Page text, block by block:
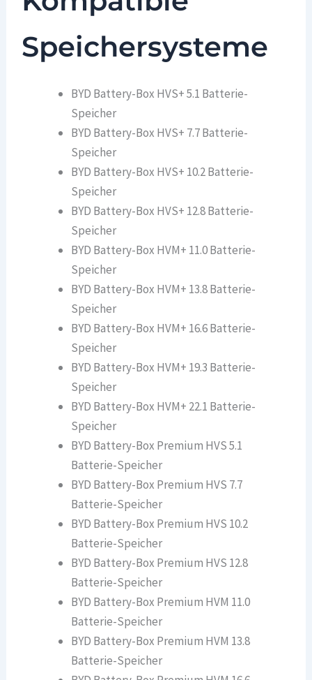
Speichersysteme
BYD Battery-Box HVS+ 5.1 Batterie-
Speicher
BYD Battery-Box HVS+ 7.7 Batterie-
Speicher
BYD Battery-Box HVS+ 10.2 Batterie-
Speicher
BYD Battery-Box HVS+ 12.8 Batterie-
Speicher
BYD Battery-Box HVM+ 11.0 Batterie-
Speicher
BYD Battery-Box HVM+ 13.8 Batterie-
Speicher
BYD Battery-Box HVM+ 16.6 Batterie-
Speicher
BYD Battery-Box HVM+ 19.3 Batterie-
Speicher
BYD Battery-Box HVM+ 22.1 Batterie-
Speicher
BYD Battery-Box Premium HVS 5.1
Batterie-Speicher
BYD Battery-Box Premium HVS 7.7
Batterie-Speicher
BYD Battery-Box Premium HVS 10.2
Batterie-Speicher
BYD Battery-Box Premium HVS 12.8
Batterie-Speicher
BYD Battery-Box Premium HVM 11.0
Batterie-Speicher
BYD Battery-Box Premium HVM 13.8
Batterie-Speicher